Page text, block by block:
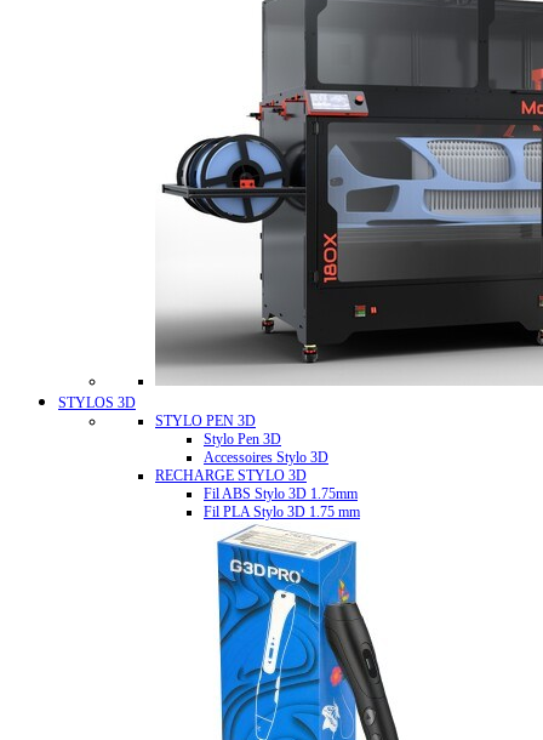
STYLOS 3D
STYLO PEN 3D
Stylo Pen 3D
Accessoires Stylo 3D
RECHARGE STYLO 3D
Fil ABS Stylo 3D 1.75mm
Fil PLA Stylo 3D 1.75 mm